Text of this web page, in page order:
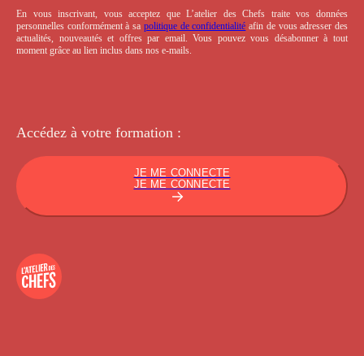
En vous inscrivant, vous acceptez que L’atelier des Chefs traite vos données
personnelles conformément à sa politique de confidentialité afin de vous adresser des
actualités, nouveautés et offres par email. Vous pouvez vous désabonner à tout
moment grâce au lien inclus dans nos e-mails.
Accédez à votre formation :
JE ME CONNECTE
JE ME CONNECTE